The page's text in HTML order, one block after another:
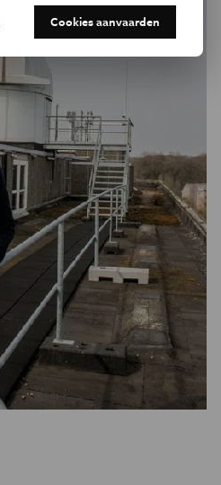
Cookies aanvaarden